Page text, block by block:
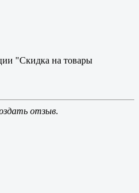
"Скидка на товары
отзыв.